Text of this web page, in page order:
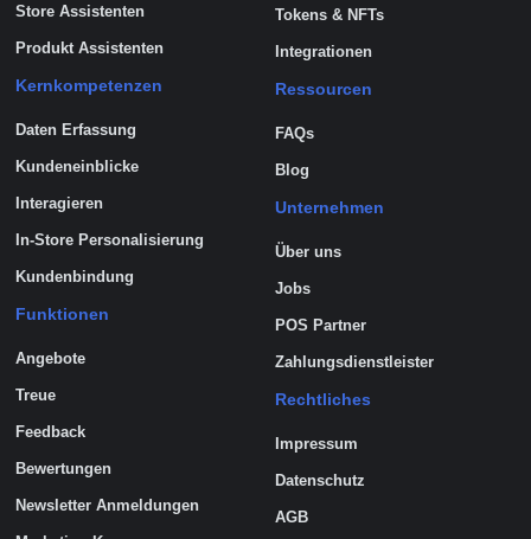
Store Assistenten
Produkt Assistenten
Kernkompetenzen
Daten Erfassung
Kundeneinblicke
Interagieren
In-Store Personalisierung
Kundenbindung
Funktionen
Angebote
Treue
Feedback
Bewertungen
Newsletter Anmeldungen
Tokens & NFTs
Integrationen
Ressourcen
FAQs
Blog
Unternehmen
Über uns
Jobs
POS Partner
Zahlungsdienstleister
Rechtliches
Impressum
Datenschutz
AGB